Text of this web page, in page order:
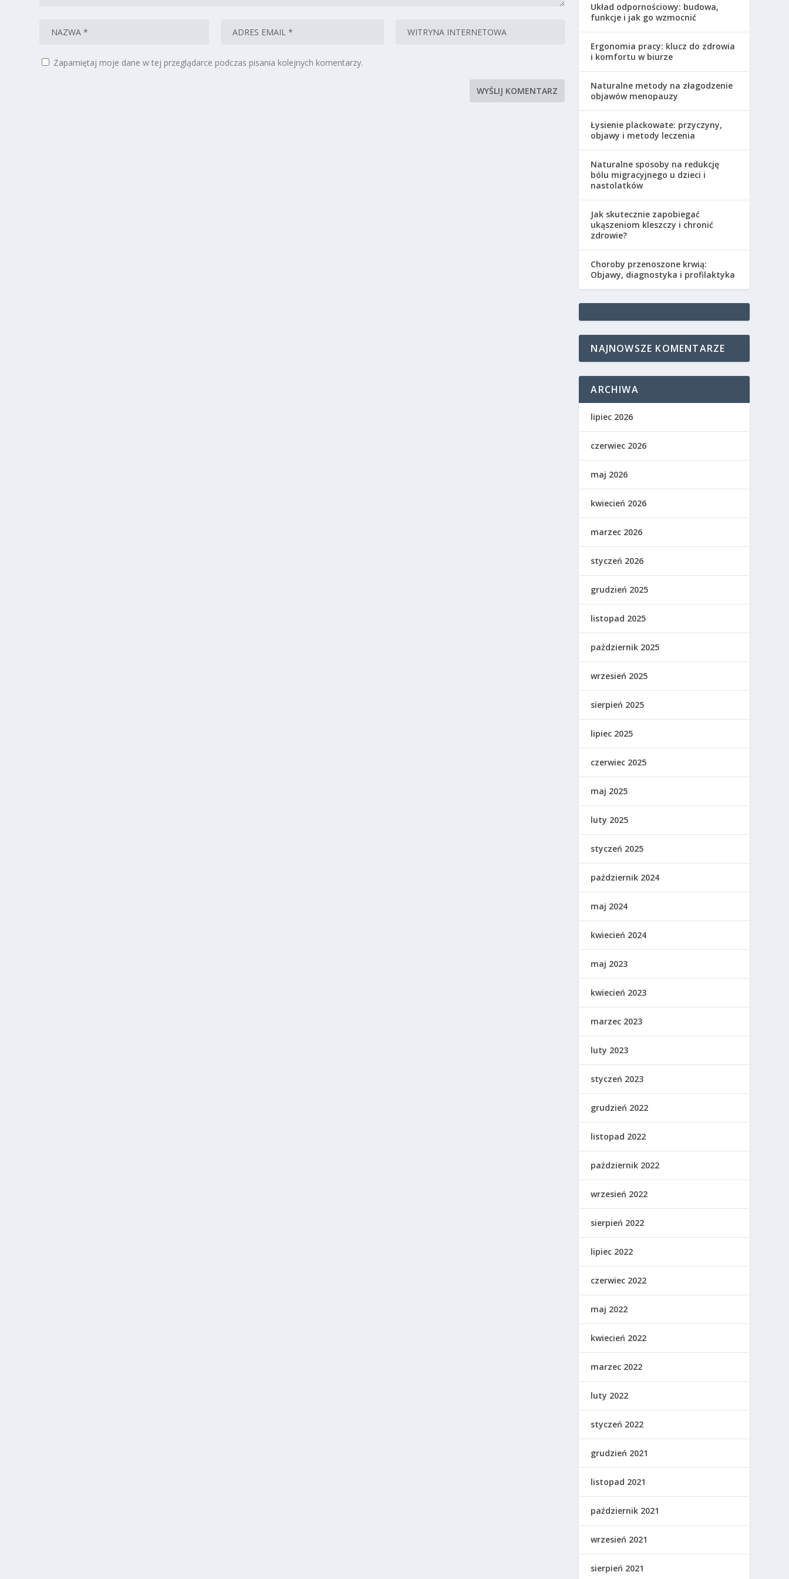
Zapamiętaj moje dane w tej przeglądarce podczas pisania kolejnych komentarzy.
Układ odpornościowy: budowa,
funkcje i jak go wzmocnić
Ergonomia pracy: klucz do zdrowia
i komfortu w biurze
Naturalne metody na złagodzenie
objawów menopauzy
Łysienie plackowate: przyczyny,
objawy i metody leczenia
Naturalne sposoby na redukcję
bólu migracyjnego u dzieci i
nastolatków
Jak skutecznie zapobiegać
ukąszeniom kleszczy i chronić
zdrowie?
Choroby przenoszone krwią:
Objawy, diagnostyka i profilaktyka
NAJNOWSZE KOMENTARZE
ARCHIWA
lipiec 2026
czerwiec 2026
maj 2026
kwiecień 2026
marzec 2026
styczeń 2026
grudzień 2025
listopad 2025
październik 2025
wrzesień 2025
sierpień 2025
lipiec 2025
czerwiec 2025
maj 2025
luty 2025
styczeń 2025
październik 2024
maj 2024
kwiecień 2024
maj 2023
kwiecień 2023
marzec 2023
luty 2023
styczeń 2023
grudzień 2022
listopad 2022
październik 2022
wrzesień 2022
sierpień 2022
lipiec 2022
czerwiec 2022
maj 2022
kwiecień 2022
marzec 2022
luty 2022
styczeń 2022
grudzień 2021
listopad 2021
październik 2021
wrzesień 2021
sierpień 2021